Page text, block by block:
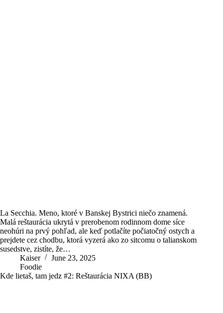
La Secchia. Meno, ktoré v Banskej Bystrici niečo znamená.
Malá reštaurácia ukrytá v prerobenom rodinnom dome síce
neohúri na prvý pohľad, ale keď potlačíte počiatočný ostych a
prejdete cez chodbu, ktorá vyzerá ako zo sitcomu o talianskom
susedstve, zistíte, že…
Kaiser
June 23, 2025
Foodie
Kde lietaš, tam jedz #2: Reštaurácia NIXA (BB)